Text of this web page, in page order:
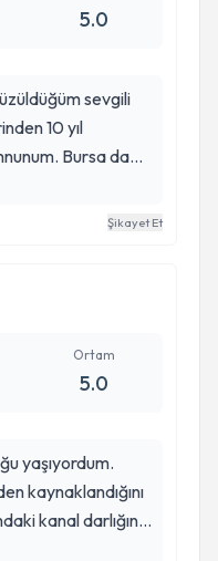
5.0
sevgili
10 yıl
nasip etsin
kendi ailendenŞikayet Et
Ortam
5.0
yaşıyordum.
kaynaklandığını
kanal darlığının
olsun doktorum